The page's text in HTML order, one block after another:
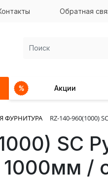
Обратная
Акции
ФУРНИТУРА RZ-140-960(1000)
SC
1000мм /